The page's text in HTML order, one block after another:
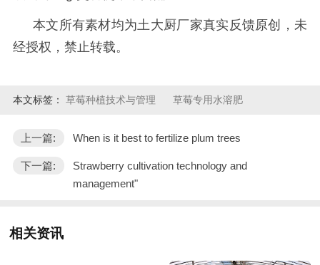
本文所有素材均为土大厨厂家真实反馈原创，未
经授权，禁止转载。
本文标签： 草莓种植技术与管理 草莓专用水溶肥
上一篇: When is it best to fertilize plum trees
下一篇:
Strawberry cultivation technology and
management"
相关资讯